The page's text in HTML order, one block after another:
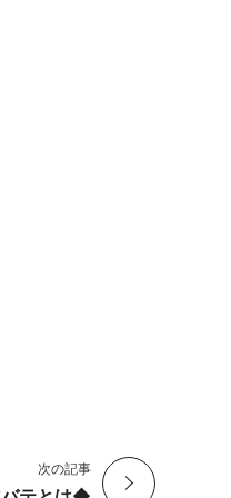
次の記事